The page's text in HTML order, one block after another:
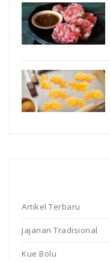
Artikel Terbaru
Jajanan Tradisional
Kue Bolu